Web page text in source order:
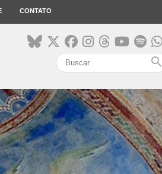
CONTATO
search